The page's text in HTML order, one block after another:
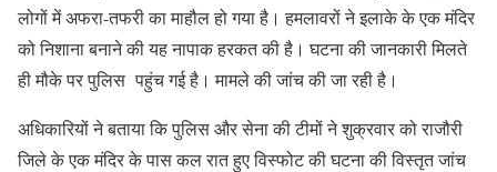
लोगों में अफरा-तफरी का माहौल हो गया है। हमलावरों ने इलाके के एक मंदिर
को निशाना बनाने की यह नापाक हरकत की है। घटना की जानकारी मिलते
ही मौके पर पुलिस पहुंच गई है। मामले की जांच की जा रही है।
अधिकारियों ने बताया कि पुलिस और सेना की टीमों ने शुक्रवार को राजौरी
जिले के एक मंदिर के पास कल रात हुए विस्फोट की घटना की विस्तृत जांच